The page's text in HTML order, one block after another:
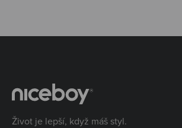
Život je lepší, když máš styl.